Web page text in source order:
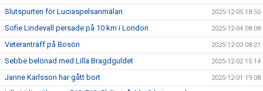
Slutspurten för Luciaspelsanmälan 2025-12-05 18:50
Sofie Lindevall persade på 10 km i London 2025-12-04 08:08
Veteranträff på Bosön 2025-12-03 08:21
Sebbe belönad med Lilla Bragdguldet 2025-12-02 15:14
Janne Karlsson har gått bort 2025-12-01 19:08